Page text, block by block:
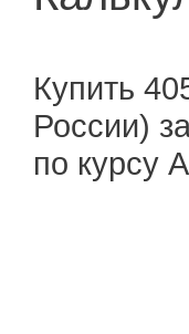
Купить
России)
по курсу